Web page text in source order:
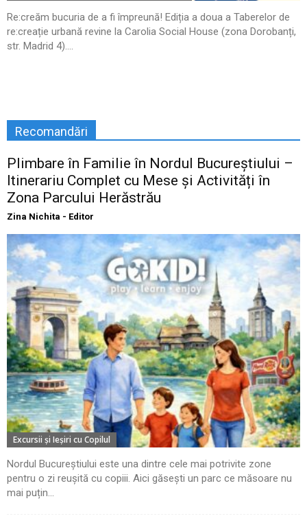
Re:creăm bucuria de a fi împreună! Ediția a doua a Taberelor de
re:creație urbană revine la Carolia Social House (zona Dorobanți,
str. Madrid 4)....
Recomandări
Plimbare în Familie în Nordul Bucureștiului –
Itinerariu Complet cu Mese și Activități în
Zona Parcului Herăstrău
Zina Nichita - Editor
Excursii şi Ieşiri cu Copilul
Nordul Bucureștiului este una dintre cele mai potrivite zone
pentru o zi reușită cu copiii. Aici găsești un parc ce măsoare nu
mai puțin...